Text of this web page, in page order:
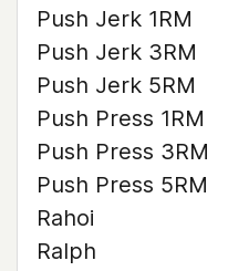
Push Jerk 1RM
Push Jerk 3RM
Push Jerk 5RM
Push Press 1RM
Push Press 3RM
Push Press 5RM
Rahoi
Ralph